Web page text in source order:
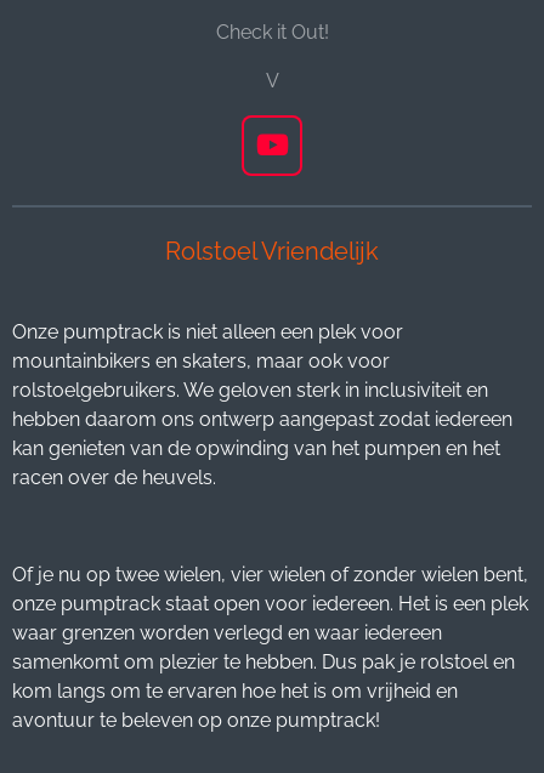
Check it Out!
V
Y
u
T
e
Rolstoel Vriendelijk
Onze pumptrack is niet alleen een plek voor
mountainbikers en skaters, maar ook voor
rolstoelgebruikers. We geloven sterk in inclusiviteit en
hebben daarom ons ontwerp aangepast zodat iedereen
kan genieten van de opwinding van het pumpen en het
racen over de heuvels.
Of je nu op twee wielen, vier wielen of zonder wielen bent,
onze pumptrack staat open voor iedereen. Het is een plek
waar grenzen worden verlegd en waar iedereen
samenkomt om plezier te hebben. Dus pak je rolstoel en
kom langs om te ervaren hoe het is om vrijheid en
avontuur te beleven op onze pumptrack!